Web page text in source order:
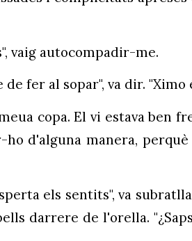
vaig autocompadir-me.
fer al sopar", va dir. "Ximo
copa. El vi estava ben
d'alguna manera,
els sentits", va
darrere de l'orella.